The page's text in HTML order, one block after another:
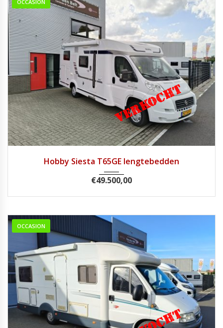
OCCASION
Hobby Siesta T65GE lengtebedden
€49.500,00
OCCASION